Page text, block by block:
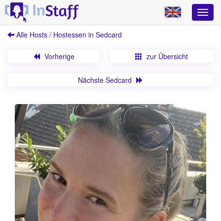
Alle Hosts / Hostessen in Sedcard
Vorherige zur Übersicht
Nächste Sedcard